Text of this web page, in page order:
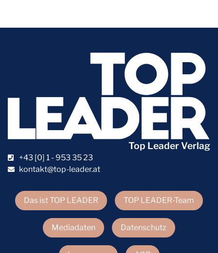
Das ist TOP LEADER TOP LEADER-Team
Mediadaten Datenschutz
Top Leader Verlag
+43 [0] 1 - 953 35 23
kontakt@top-leader.at